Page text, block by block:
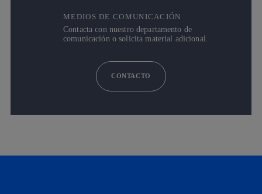
MEDIOS DE COMUNICACIÓN
Contacta con nuestro departamento de
comunicación o solicita material adicional.
CONTACTO